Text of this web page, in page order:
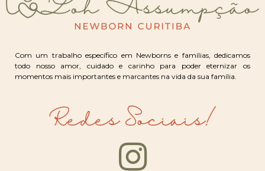
Com um trabalho específico em Newborns e famílias, dedicamos
todo nosso amor, cuidado e carinho para poder eternizar os
momentos mais importantes e marcantes na vida da sua família.
Redes Sociais!